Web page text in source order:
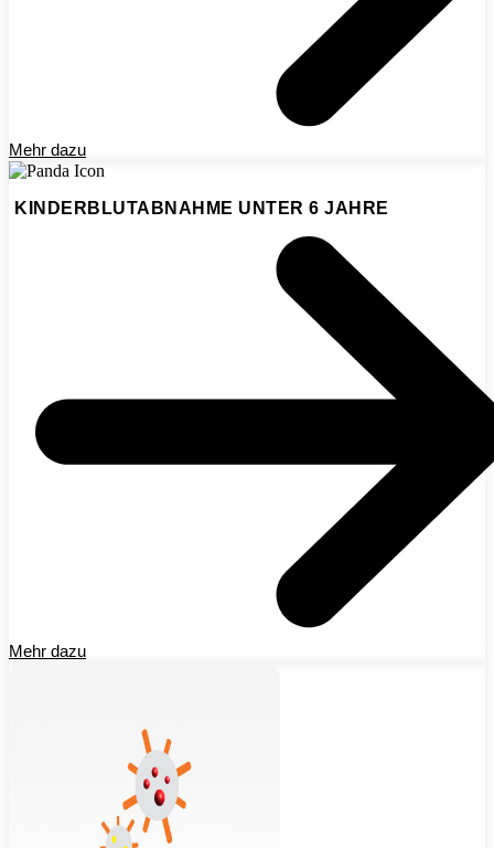
Mehr dazu
KINDERBLUTABNAHME UNTER 6 JAHRE
Mehr dazu